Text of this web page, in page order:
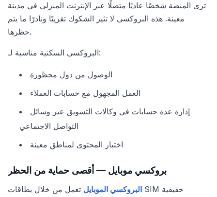
ترى المنصة شخصًا عاديًا متصلًا عبر الإنترنت المنزلي في مدينة
معينة. هذه البروكسي لا تثير الشكوك تقريبًا ونادرًا ما يتم
حظرها.
البروكسي السكنية مناسبة لـ:
الوصول من دول محظورة
العمل المجهول مع حسابات العملاء
إدارة عدة حسابات في وكالات التسويق عبر وسائل
التواصل الاجتماعي
اختبار المحتوى لمناطق معينة
بروكسي موبايل — أقصى حماية من الحظر
البروكسي الموبايل تعمل من خلال بطاقات SIM حقيقية